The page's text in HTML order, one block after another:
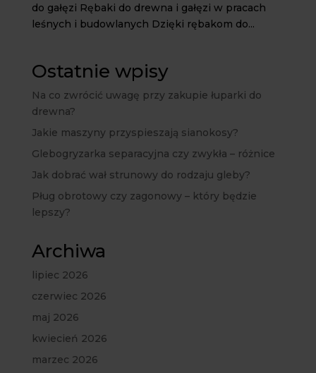
do gałęzi Rębaki do drewna i gałęzi w pracach
leśnych i budowlanych Dzięki rębakom do...
Ostatnie wpisy
Na co zwrócić uwagę przy zakupie łuparki do
drewna?
Jakie maszyny przyspieszają sianokosy?
Glebogryzarka separacyjna czy zwykła – różnice
Jak dobrać wał strunowy do rodzaju gleby?
Pług obrotowy czy zagonowy – który będzie
lepszy?
Archiwa
lipiec 2026
czerwiec 2026
maj 2026
kwiecień 2026
marzec 2026